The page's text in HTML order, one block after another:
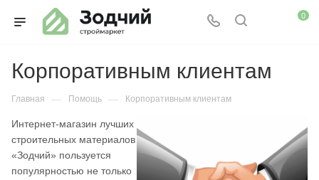
0
Корпоративным клиентам
Главная — Помощь — Корпоративным клиентам
Интернет-магазин лучших
строительных материалов
«Зодчий» пользуется
популярностью не только